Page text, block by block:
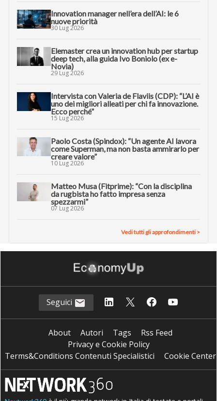
Innovation manager nell’era dell’AI: le 6
nuove priorità
30 Lug 2026
Elemaster crea un innovation hub per startup
deep tech, alla guida Ivo Boniolo (ex e-
Novia)
29 Lug 2026
Intervista con Valeria de Flaviis (CDP): “L’AI è
uno dei migliori alleati per chi fa innovazione.
Ecco perché”
15 Lug 2026
Paolo Costa (Spindox): “Un agente AI lavora
come Superman, ma non basta ammirarlo per
creare valore”
10 Lug 2026
Matteo Musa (Fitprime): “Con la disciplina
da rugbista ho fatto impresa senza
spezzarmi”
07 Lug 2026
Vedi tutti gli approfondimenti >
Seguici
About Autori Tags
Rss Feed
Privacy e Cookie Policy
Terms&Conditions Contenuti Specialistici
Cookie Center